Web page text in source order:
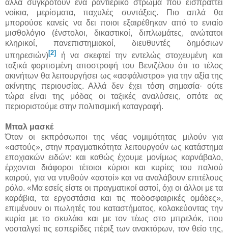
αλλά συγκροτούν ένα ραντιέρικο στρώμα που εισπράττει
νοίκια, μερίσματα, παχυλές συντάξεις. Πιο απλά θα
μπορούσε κανείς να δει ποιοι εξαιρέθηκαν από το ενιαίο
μισθολόγιο (ένστολοι, δικαστικοί, διπλωμάτες, ανώτατοι
κληρικοί, πανεπιστημιακοί, διευθυντές δημόσιων
υπηρεσιών)[2]
ή να σκεφτεί την εντελώς στοχευμένη και
ταξικά φορτισμένη αποστροφή του Βενιζέλου ότι το τέλος
ακινήτων θα λειτουργήσει ως «ασφάλιστρο» για την αξία της
ακίνητης περιουσίας. Αλλά δεν έχει τόση σημασία· ούτε
τώρα είναι της μόδας οι ταξικές αναλύσεις, οπότε ας
περιοριστούμε στην πολιτισμική καταγραφή.
Μπαλ μασκέ
Όταν οι εκπρόσωποι της νέας νομιμότητας μιλούν για
«αστούς», στην πραγματικότητα λειτουργούν ως κατάστημα
εποχιακών ειδών: και καθώς έχουμε μονίμως καρνάβαλο,
έρχονται διάφοροι τέτοιοι κύριοι και κυρίες του παλιού
καιρού, για να ντυθούν «αστοί» και να αναλάβουν επιτέλους
ρόλο. «Μα εσείς είστε οι πραγματικοί αστοί, όχι οι άλλοι με τα
καράβια, τα εργοστάσια και τις ποδοσφαιρικές ομάδες»,
επιμένουν οι πωλητές του καταστήματος, κολακεύοντας την
κυρία με το σκυλάκι και με τον τέως στο μπρελόκ, που
νοσταλγεί τις εσπερίδες πέριξ των ανακτόρων, τον θείο της,